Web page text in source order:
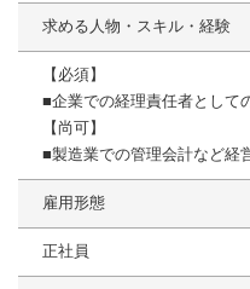
求める人物・スキル・経験
【必須】
■企業での経理責任者として
【尚可】
■製造業での管理会計など経
雇用形態
正社員